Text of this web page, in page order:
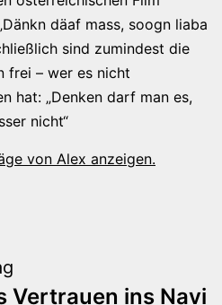
däaf mass, soogn liaba
sind zumindest die
frei – wer es nicht
hat: „Denken darf man es,
nicht“
von Alex anzeigen.
Vertrauen ins Navi